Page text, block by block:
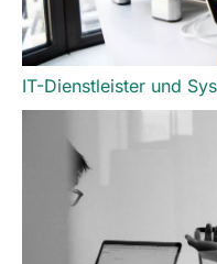
IT-Dienstleister und